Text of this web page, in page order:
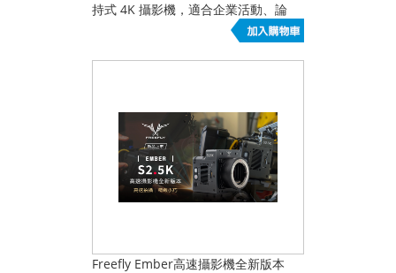
持式 4K 攝影機，適合企業活動、論
壇、校園錄影、直播前端與訪談紀錄。
市場訴求集中在穩定、專業、可快速上
手
Freefly Ember高速攝影機全新版本